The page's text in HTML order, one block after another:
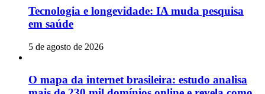
Tecnologia e longevidade: IA muda pesquisa
em saúde
5 de agosto de 2026
O mapa da internet brasileira: estudo analisa